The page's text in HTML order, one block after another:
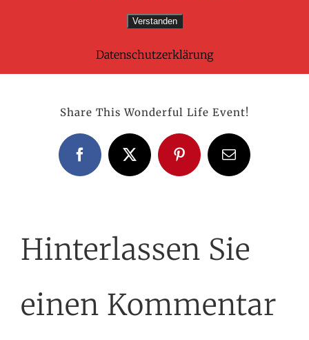
Share This Wonderful Life Event!
FacebookX PinterestE-
Mail
Hinterlassen Sie
einen Kommentar
Verstanden
Datenschutzerklärung